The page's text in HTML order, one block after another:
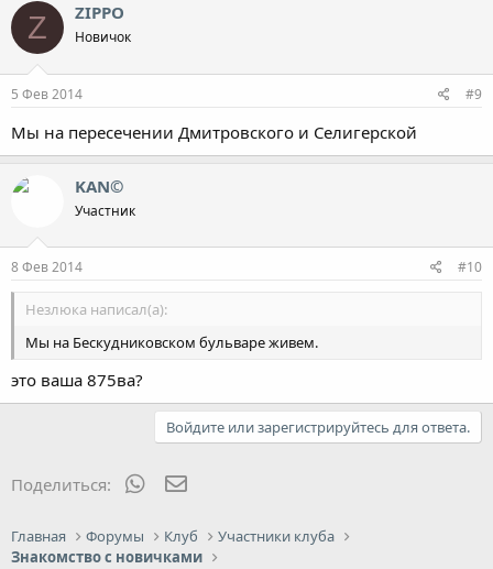
Z ZIPPO
Новичок
5 Фев 2014 #9
Мы на пересечении Дмитровского и Селигерской
KAN©
Участник
8 Фев 2014 #10
Незлюка написал(а):
Мы на Бескудниковском бульваре живем.
это ваша 875ва?
Войдите или зарегистрируйтесь для ответа.
Поделиться: WhatsApp
Главная Форумы Клуб
Участники клуба
Знакомство с новичками